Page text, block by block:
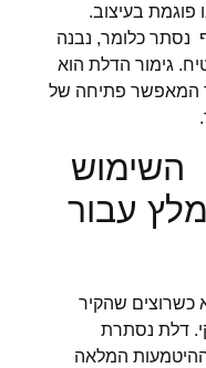
בעיצוב.
כלומר, נבנה
הדלת הוא
פתיחה של
עבור
שהקיר
נסתרת
המלאה